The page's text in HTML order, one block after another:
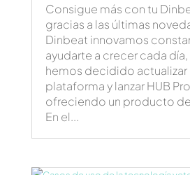
Consigue más con tu
gracias a las últimas
Dinbeat innovamos
ayudarte a crecer cada
hemos decidido actualizar
plataforma y lanzar HUB
ofreciendo un producto
En el...